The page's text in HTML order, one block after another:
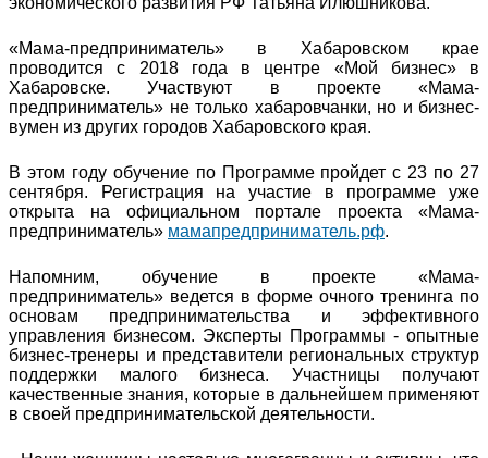
«Мама-предприниматель» в Хабаровском крае
проводится с 2018 года в центре «Мой бизнес» в
Хабаровске. Участвуют в проекте «Мама-
предприниматель» не только хабаровчанки, но и бизнес-
вумен из других городов Хабаровского края.
В этом году обучение по Программе пройдет с 23 по 27
сентября. Регистрация на участие в программе уже
открыта на официальном портале проекта «Мама-
предприниматель» мамапредприниматель.рф.
Напомним, обучение в проекте «Мама-
предприниматель» ведется в форме очного тренинга по
основам предпринимательства и эффективного
управления бизнесом. Эксперты Программы - опытные
бизнес-тренеры и представители региональных структур
поддержки малого бизнеса. Участницы получают
качественные знания, которые в дальнейшем применяют
в своей предпринимательской деятельности.